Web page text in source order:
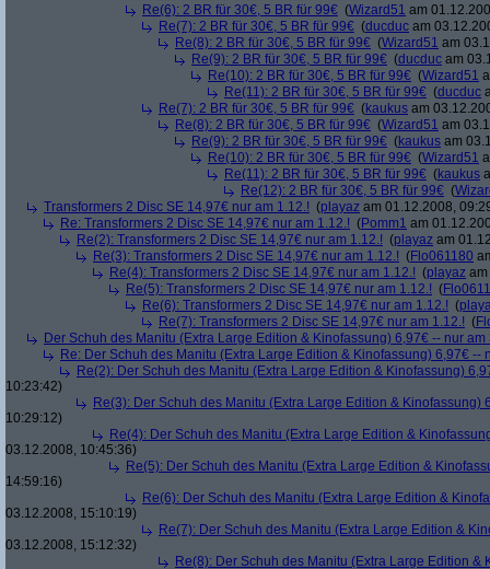
Re(6): 2 BR für 30€, 5 BR für 99€ (Wizard51 am
Re(7): 2 BR für 30€, 5 BR für 99€ (ducduc am
Re(8): 2 BR für 30€, 5 BR für 99€ (Wizard51 am
Re(9): 2 BR für 30€, 5 BR für 99€ (ducduc am
Re(10): 2 BR für 30€, 5 BR für 99€ (Wizard51
Re(11): 2 BR für 30€, 5 BR für 99€ (ducduc
Re(7): 2 BR für 30€, 5 BR für 99€ (kaukus am
Re(8): 2 BR für 30€, 5 BR für 99€ (Wizard51 am
Re(9): 2 BR für 30€, 5 BR für 99€ (kaukus am
Re(10): 2 BR für 30€, 5 BR für 99€ (Wizard51
Re(11): 2 BR für 30€, 5 BR für 99€ (kaukus
Re(12): 2 BR für 30€, 5 BR für 99€ (
Transformers 2 Disc SE 14,97€ nur am 1.12.! (playaz am 01.12.2008,
Re: Transformers 2 Disc SE 14,97€ nur am 1.12.! (Pomm1 am
Re(2): Transformers 2 Disc SE 14,97€ nur am 1.12.! (playaz am
Re(3): Transformers 2 Disc SE 14,97€ nur am 1.12.! (Flo061180
Re(4): Transformers 2 Disc SE 14,97€ nur am 1.12.! (playaz
Re(5): Transformers 2 Disc SE 14,97€ nur am 1.12.! (
Re(6): Transformers 2 Disc SE 14,97€ nur am 1.12.! (
Re(7): Transformers 2 Disc SE 14,97€ nur am 1.12.! (
Der Schuh des Manitu (Extra Large Edition & Kinofassung) 6,97€ -- nur am
Re: Der Schuh des Manitu (Extra Large Edition & Kinofassung) 6,97€ --
Re(2): Der Schuh des Manitu (Extra Large Edition & Kinofassung)
10:23:42)
Re(3): Der Schuh des Manitu (Extra Large Edition & Kinofassung)
10:29:12)
Re(4): Der Schuh des Manitu (Extra Large Edition &
03.12.2008, 10:45:36)
Re(5): Der Schuh des Manitu (Extra Large Edition &
14:59:16)
Re(6): Der Schuh des Manitu (Extra Large Edition &
03.12.2008, 15:10:19)
Re(7): Der Schuh des Manitu (Extra Large Edition &
03.12.2008, 15:12:32)
Re(8): Der Schuh des Manitu (Extra Large Edition &